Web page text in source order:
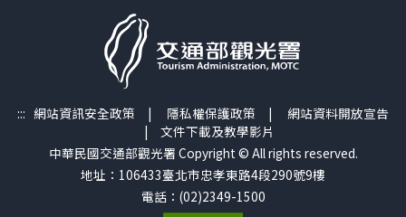
::: 網站資訊安全政策 | 隱私權保護政策 | 網站資料開放宣告
| 文件下載及教學影片
中華民國交通部觀光署 Copyright © All rights reserved.
地址：106433臺北市忠孝東路4段290號9樓
電話：(02)2349-1500